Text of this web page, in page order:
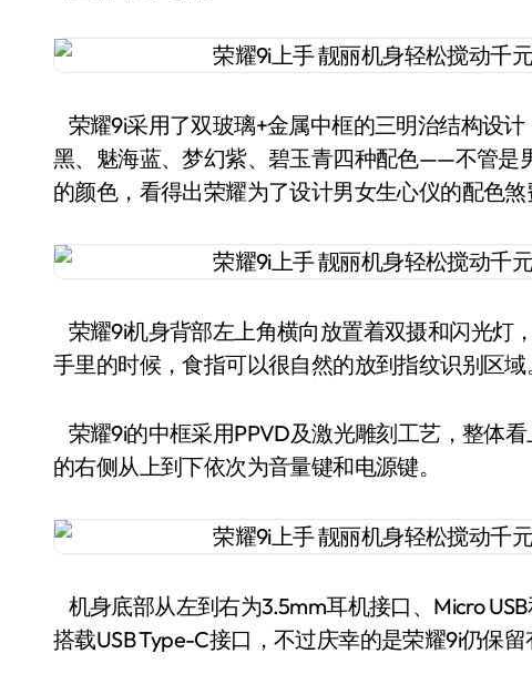
荣耀9i采用了双玻璃+金属中框的三明治结构设
黑、魅海蓝、梦幻紫、碧玉青四种配色——不管是
的颜色，看得出荣耀为了设计男女生心仪的配色煞
荣耀9i机身背部左上角横向放置着双摄和闪光灯
手里的时候，食指可以很自然的放到指纹识别区域
荣耀9i的中框采用PPVD及激光雕刻工艺，整体
的右侧从上到下依次为音量键和电源键。
机身底部从左到右为3.5mm耳机接口、Micro
搭载USB Type-C接口，不过庆幸的是荣耀9i仍保